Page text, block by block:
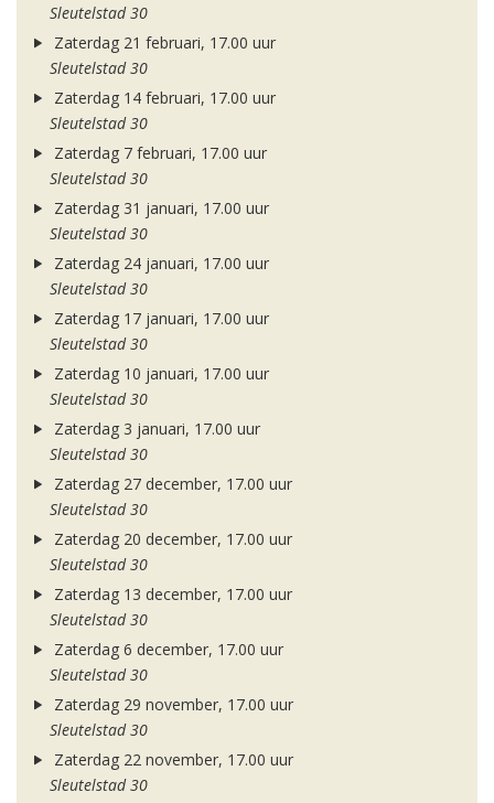
Sleutelstad 30
Zaterdag 21 februari, 17.00 uur
Sleutelstad 30
Zaterdag 14 februari, 17.00 uur
Sleutelstad 30
Zaterdag 7 februari, 17.00 uur
Sleutelstad 30
Zaterdag 31 januari, 17.00 uur
Sleutelstad 30
Zaterdag 24 januari, 17.00 uur
Sleutelstad 30
Zaterdag 17 januari, 17.00 uur
Sleutelstad 30
Zaterdag 10 januari, 17.00 uur
Sleutelstad 30
Zaterdag 3 januari, 17.00 uur
Sleutelstad 30
Zaterdag 27 december, 17.00 uur
Sleutelstad 30
Zaterdag 20 december, 17.00 uur
Sleutelstad 30
Zaterdag 13 december, 17.00 uur
Sleutelstad 30
Zaterdag 6 december, 17.00 uur
Sleutelstad 30
Zaterdag 29 november, 17.00 uur
Sleutelstad 30
Zaterdag 22 november, 17.00 uur
Sleutelstad 30